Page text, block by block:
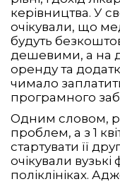
керівництва. У
очікували, що
будуть
дешевими, а на
оренду та
чимало
програмного
Одним словом,
проблем, а з 1
стартувати її
очікували
поліклініках.